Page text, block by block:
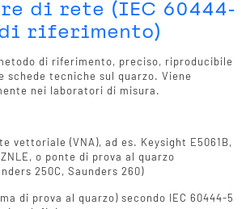
di rete (IEC 60444-
di riferimento)
di riferimento, preciso, riproducibile
schede tecniche sul quarzo. Viene
nei laboratori di misura.
vettoriale (VNA), ad es. Keysight E5061B,
o ponte di prova al quarzo
250C, Saunders 260)
di prova al quarzo) secondo IEC 60444-5